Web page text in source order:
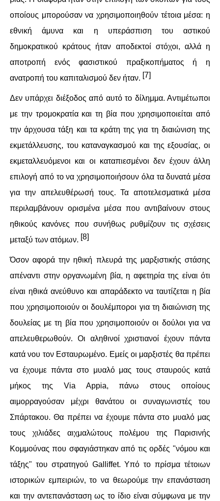
οποίους μπορούσαν να χρησιμοποιηθούν τέτοια μέσα: η
εθνική άμυνα και η υπεράσπιση του αστικού
δημοκρατικού κράτους ήταν αποδεκτοί στόχοι, αλλά η
αποτροπή ενός φασιστικού πραξικοπήματος ή η
ανατροπή του καπιταλισμού δεν ήταν. [7]
Δεν υπάρχει διέξοδος από αυτό το δίλημμα. Αντιμέτωποι
με την τρομοκρατία και τη βία που χρησιμοποιείται από
την άρχουσα τάξη και τα κράτη της για τη διαιώνιση της
εκμετάλλευσης, του καταναγκασμού και της εξουσίας, οι
εκμεταλλευόμενοι και οι καταπιεσμένοι δεν έχουν άλλη
επιλογή από το να χρησιμοποιήσουν όλα τα δυνατά μέσα
για την απελευθέρωσή τους. Τα αποτελεσματικά μέσα
περιλαμβάνουν ορισμένα μέσα που αντιβαίνουν στους
ηθικούς κανόνες που συνήθως ρυθμίζουν τις σχέσεις
μεταξύ των ατόμων. [8]
Όσον αφορά την ηθική πλευρά της μαρξιστικής στάσης
απέναντι στην οργανωμένη βία, η αφετηρία της είναι ότι
είναι ηθικά ανεύθυνο και απαράδεκτο να ταυτίζεται η βία
που χρησιμοποιούν οι δουλέμποροι για τη διαιώνιση της
δουλείας με τη βία που χρησιμοποιούν οι δούλοι για να
απελευθερωθούν. Οι αληθινοί χριστιανοί έχουν πάντα
κατά νου τον Εσταυρωμένο. Εμείς οι μαρξιστές θα πρέπει
να έχουμε πάντα στο μυαλό μας τους σταυρούς κατά
μήκος της Via Appia, πάνω στους οποίους
αιμορραγούσαν μέχρι θανάτου οι συναγωνιστές του
Σπάρτακου. Θα πρέπει να έχουμε πάντα στο μυαλό μας
τους χιλιάδες αιχμαλώτους πολέμου της Παρισινής
Κομμούνας που σφαγιάστηκαν από τις ορδές "νόμου και
τάξης" του στρατηγού Galliffet. Υπό το πρίσμα τέτοιων
ιστορικών εμπειριών, το να θεωρούμε την επανάσταση
και την αντεπανάσταση ως το ίδιο είναι σύμφωνα με την